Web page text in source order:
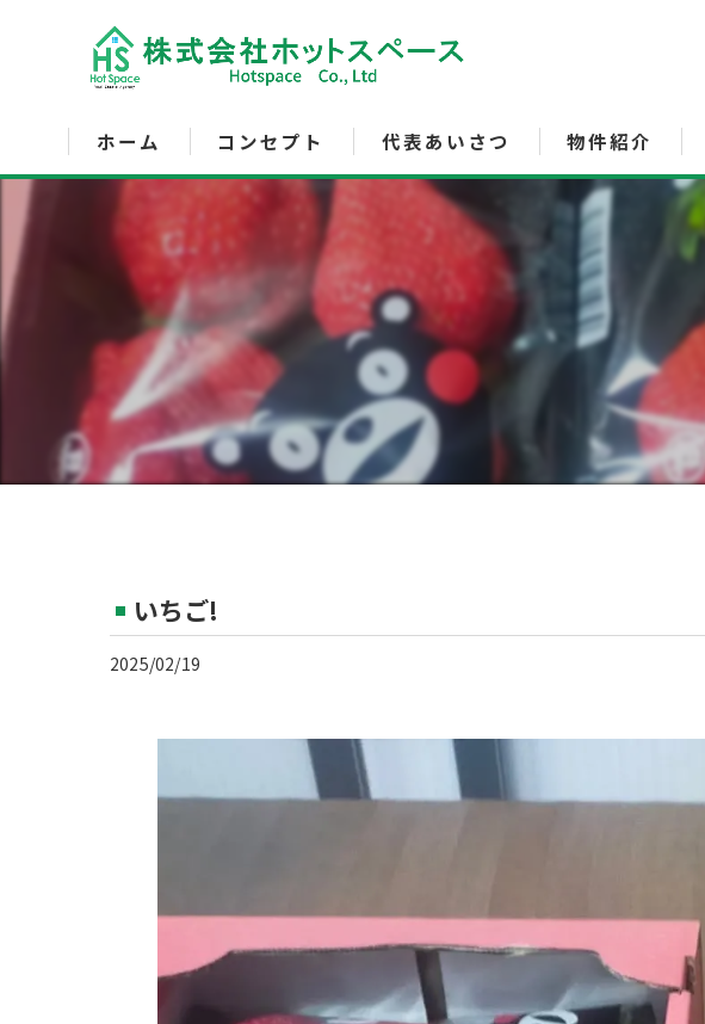
ホーム コンセプト 代表あいさつ 物件紹介
いちご!
2025/02/19